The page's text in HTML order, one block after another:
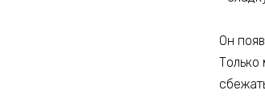
Он
Только